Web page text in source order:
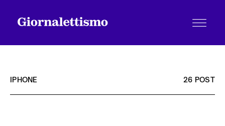
IPHONE 26 POST